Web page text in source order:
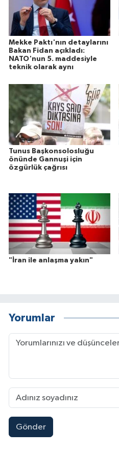
Mekke Paktı'nın detaylarını
Bakan Fidan açıkladı:
NATO'nun 5. maddesiyle
teknik olarak aynı
Tunus Başkonsolosluğu
önünde Gannuşi için
özgürlük çağrısı
"İran ile anlaşma yakın"
Yorumlar
Gönder